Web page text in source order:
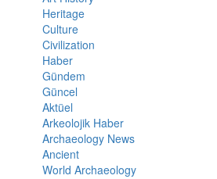
Heritage
Culture
Civilization
Haber
Gündem
Güncel
Aktüel
Arkeolojik Haber
Archaeology News
Ancient
World Archaeology